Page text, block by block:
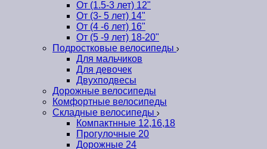
От (1.5-3 лет) 12"
От (3- 5 лет) 14"
От (4 -6 лет) 16"
От (5 -9 лет) 18-20"
Подростковые велосипеды
Для мальчиков
Для девочек
Двухподвесы
Дорожные велосипеды
Комфортные велосипеды
Складные велосипеды
Компактнные 12,16,18
Прогулочные 20
Дорожные 24